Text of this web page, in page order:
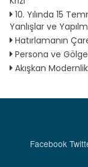
10. Yılında 15
Yanlışlar ve
Hatırlamanın
Persona ve
Akışkan
Facebook